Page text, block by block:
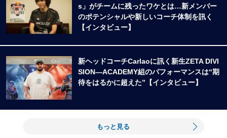
s」がチームに残ったワケとは…新メンバー
のポテンシャルや新しいコーチ体制を訊く
【インタビュー】
新ヘッドコーチCarlaoに訊く新生ZETA DIVI
SION―ACADEMY組のパフォーマンスは“期
待をはるかに超えた”【インタビュー】
もっと見る